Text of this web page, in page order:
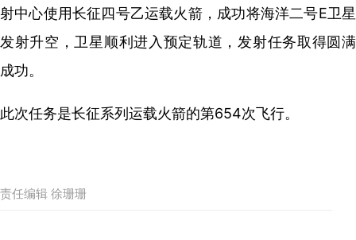
射中心使用长征四号乙运载火箭，成功将海洋二号E卫星
发射升空，卫星顺利进入预定轨道，发射任务取得圆满
成功。
此次任务是长征系列运载火箭的第654次飞行。
责任编辑 徐珊珊